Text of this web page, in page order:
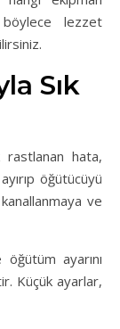
böylece lezzet
Sık
rastlanan hata,
öğütücüyü
ve
ayarını
Küçük ayarlar,